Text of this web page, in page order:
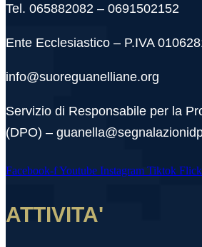
Tel. 065882082 – 0691502152
Ente Ecclesiastico – P.IVA
info@suoreguanelliane.org
Servizio di Responsabile per la
(DPO) –
Facebook-fYoutube Instagram Tiktok
ATTIVITA'